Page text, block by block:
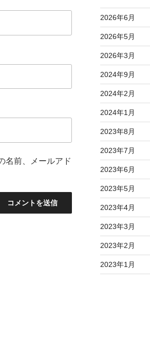
名前、メールアド
2026年6月
2026年5月
2026年3月
2024年9月
2024年2月
2024年1月
2023年8月
2023年7月
2023年6月
2023年5月
2023年4月
2023年3月
2023年2月
2023年1月